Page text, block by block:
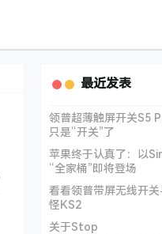
最近发表
领普超薄触屏开关S5
只是“开关”了
苹果终于认真了：以
“全家桶”即将登场
看看领普带屏无线开
怪KS2
关于Stop